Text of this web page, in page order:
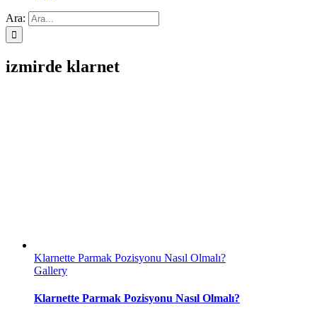
Ara:
izmirde klarnet
Klarnette Parmak Pozisyonu Nasıl Olmalı?
Gallery
Klarnette Parmak Pozisyonu Nasıl Olmalı?